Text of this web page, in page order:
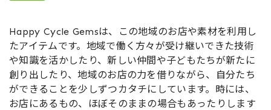
Happy Cycle Gemsは、この地域のお店や素材を利用し
たアイテムです。地域で働く方々が受け継いできた技術
や知識を活かしたり、新しい仲間や子どもたちが新たに
創り出したり、地域のお店の力を借りながら、自分たち
ができることを少しずつカタチにしています。時には、
お店にあるもの、ほぼそのままの場合もあったりします